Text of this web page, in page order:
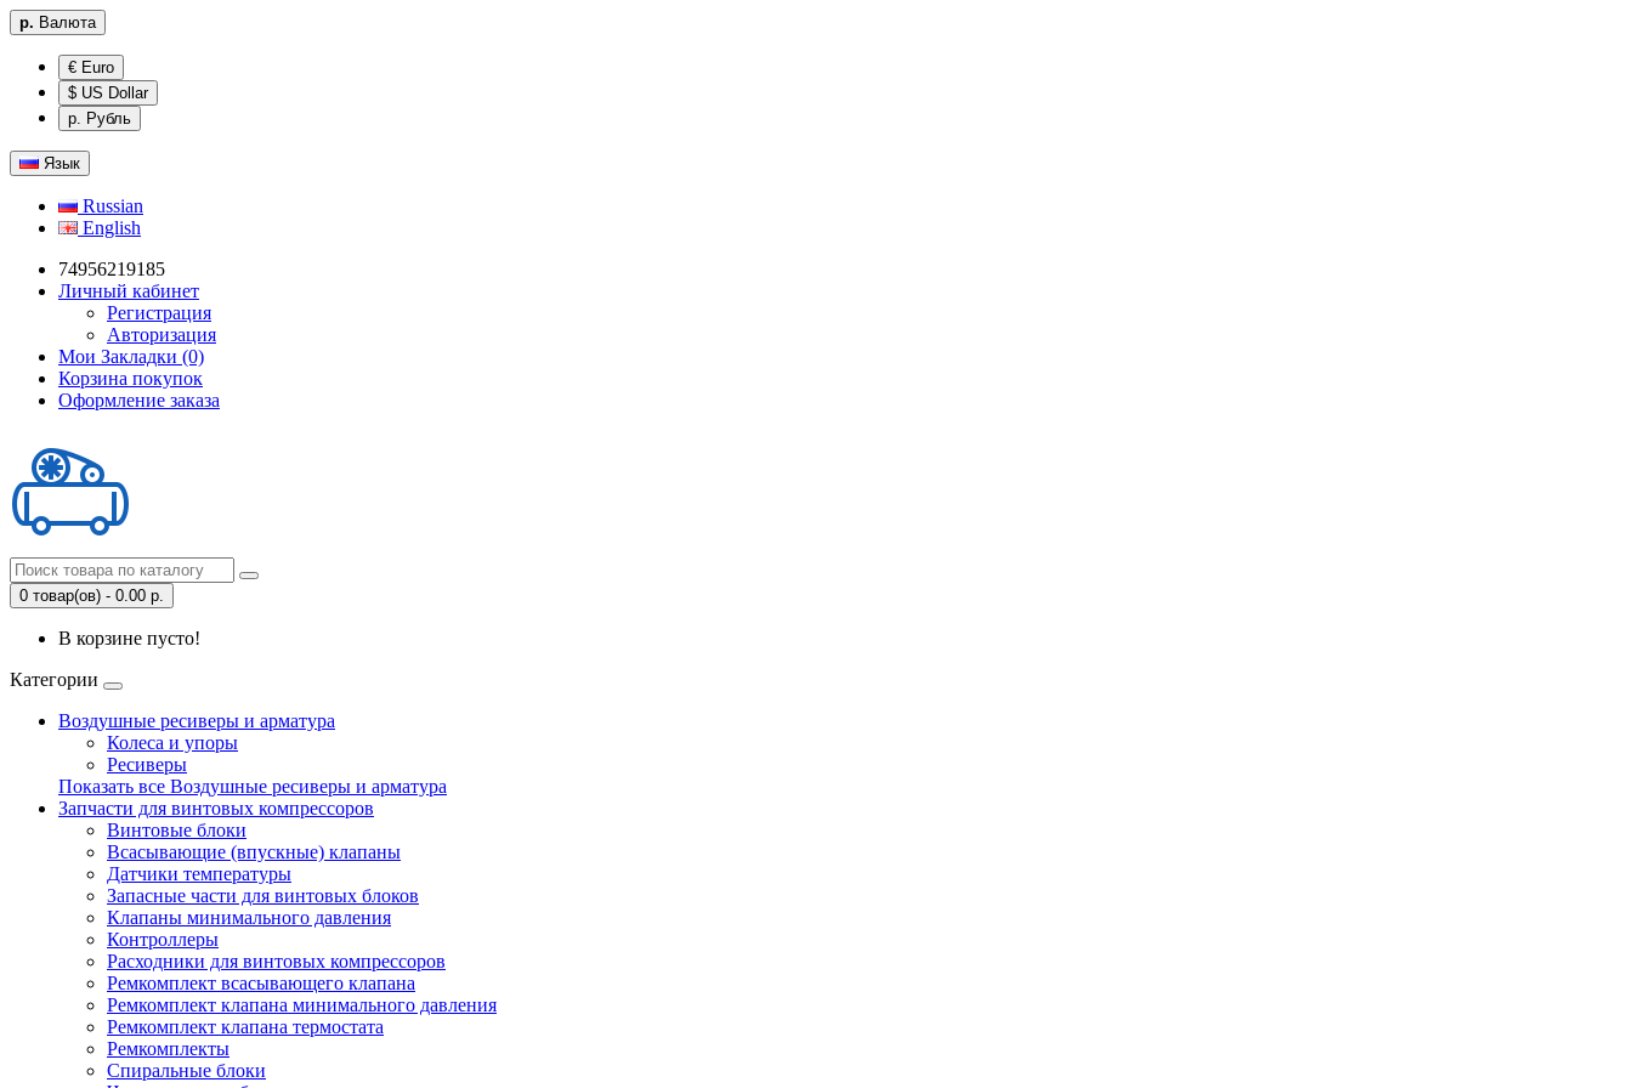
р. Валюта
€ Euro
$ US Dollar
р. Рубль
Язык
Russian
English
74956219185
Личный кабинет
Регистрация
Авторизация
Мои Закладки (0)
Корзина покупок
Оформление заказа
0 товар(ов) - 0.00 р.
В корзине пусто!
Категории
Воздушные ресиверы и арматура
Колеса и упоры
Ресиверы
Показать все Воздушные ресиверы и арматура
Запчасти для винтовых компрессоров
Винтовые блоки
Всасывающие (впускные) клапаны
Датчики температуры
Запасные части для винтовых блоков
Клапаны минимального давления
Контроллеры
Расходники для винтовых компрессоров
Ремкомплект всасывающего клапана
Ремкомплект клапана минимального давления
Ремкомплект клапана термостата
Ремкомплекты
Спиральные блоки